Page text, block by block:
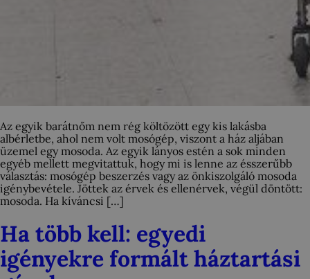
Az egyik barátnőm nem rég költözött egy kis lakásba
albérletbe, ahol nem volt mosógép, viszont a ház aljában
üzemel egy mosoda. Az egyik lányos estén a sok minden
egyéb mellett megvitattuk, hogy mi is lenne az ésszerűbb
választás: mosógép beszerzés vagy az önkiszolgáló mosoda
igénybevétele. Jöttek az érvek és ellenérvek, végül döntött:
mosoda. Ha kíváncsi […]
Ha több kell: egyedi
igényekre formált háztartási